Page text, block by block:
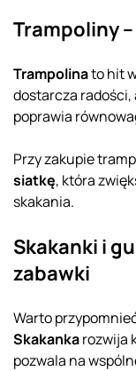
Trampoliny
Trampolinato hit
dostarcza radości,
poprawia
Przy zakupie
siatkę, która
skakania.
Skakanki i
zabawki
Warto
Skakankarozwija
pozwala na